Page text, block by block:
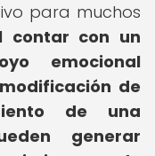
para muchos
contar con un
emocional
de
de una
generar